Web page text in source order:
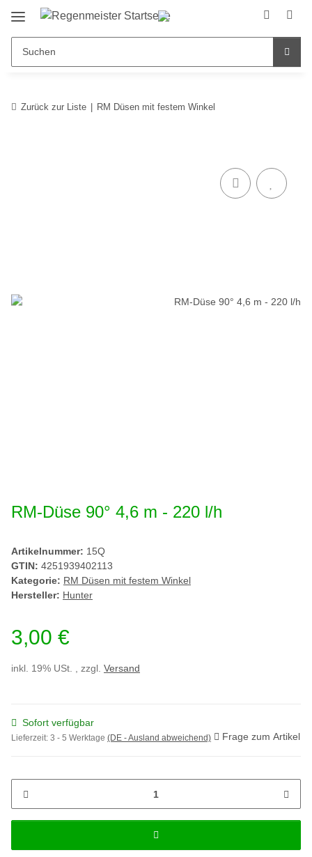
Zurück zur Liste RM Düsen mit festem Winkel
RM-Düse 90° 4,6 m - 220 l/h
Artikelnummer: 15Q
GTIN: 4251939402113
Kategorie: RM Düsen mit festem Winkel
Hersteller: Hunter
3,00 €
inkl. 19% USt. , zzgl. Versand
Sofort verfügbar
Lieferzeit: 3 - 5 Werktage (DE - Ausland abweichend) Frage zum Artikel